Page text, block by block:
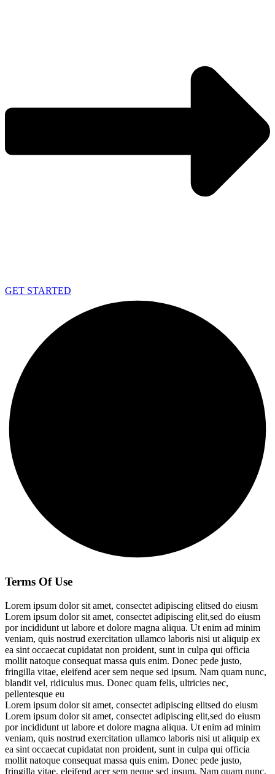
GET STARTED
Terms Of Use
Lorem ipsum dolor sit amet, consectet adipiscing elitsed do eiusm
Lorem ipsum dolor sit amet, consectet adipiscing elit,sed do eiusm
por incididunt ut labore et dolore magna aliqua. Ut enim ad minim
veniam, quis nostrud exercitation ullamco laboris nisi ut aliquip ex
ea sint occaecat cupidatat non proident, sunt in culpa qui officia
mollit natoque consequat massa quis enim. Donec pede justo,
fringilla vitae, eleifend acer sem neque sed ipsum. Nam quam nunc,
blandit vel, ridiculus mus. Donec quam felis, ultricies nec,
pellentesque eu
Lorem ipsum dolor sit amet, consectet adipiscing elitsed do eiusm
Lorem ipsum dolor sit amet, consectet adipiscing elit,sed do eiusm
por incididunt ut labore et dolore magna aliqua. Ut enim ad minim
veniam, quis nostrud exercitation ullamco laboris nisi ut aliquip ex
ea sint occaecat cupidatat non proident, sunt in culpa qui officia
mollit natoque consequat massa quis enim. Donec pede justo,
fringilla vitae, eleifend acer sem neque sed ipsum. Nam quam nunc,